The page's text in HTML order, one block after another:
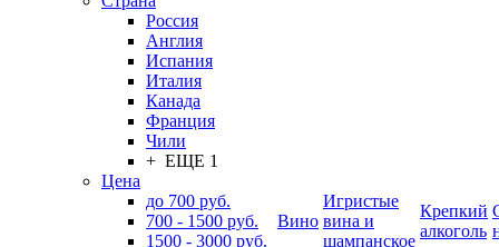
Россия
Англия
Испания
Италия
Канада
Франция
Чили
+ ЕЩЕ 1
Цена
до 700 руб.
700 - 1500 руб.
1500 - 3000 руб.
Вино
Игристые
вина и
шампанское
Крепкий
алкоголь